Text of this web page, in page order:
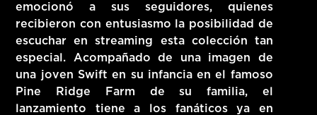
emocionó a sus seguidores, quienes
recibieron con entusiasmo la posibilidad de
escuchar en streaming esta colección tan
especial. Acompañado de una imagen de
una joven Swift en su infancia en el famoso
Pine Ridge Farm de su familia, el
lanzamiento tiene a los fanáticos ya en